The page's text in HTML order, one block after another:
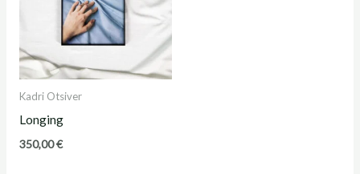
Kadri Otsiver
Longing
350,00€